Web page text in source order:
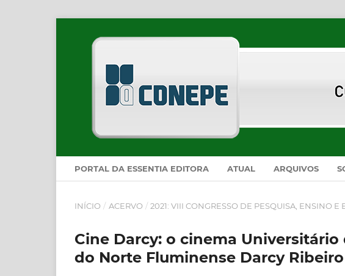
PORTAL DA ESSENTIA EDITORA ATUAL ARQUIVOS
INÍCIO / ACERVO / 2021: VIII CONGRESSO DE PESQUISA, ENSINO E
Cine Darcy: o cinema
do Norte Fluminense Darcy Ribeiro